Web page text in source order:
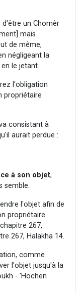
un Chomèr
mais
de même,
négligeant la
le jetant.
l'obligation
propriétaire
consistant à
aurait perdue :
à son objet,
semble.
l'objet afin de
propriétaire.
267,
267, Halakha 14.
comme
l'objet jusqu'à la
- 'Hochen